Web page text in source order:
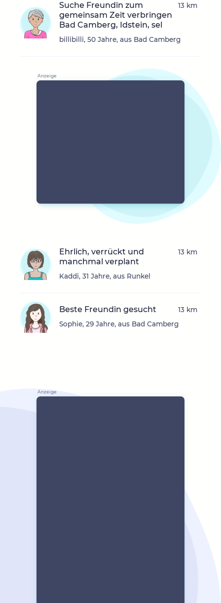
Suche Freundin zum
gemeinsam Zeit verbringen
Bad Camberg, Idstein, sel
billibilli, 50 Jahre, aus Bad Camberg
13 km
Ehrlich, verrückt und
manchmal verplant
Kaddi, 31 Jahre, aus Runkel
13 km
Beste Freundin gesucht
Sophie, 29 Jahre, aus Bad Camberg
13 km